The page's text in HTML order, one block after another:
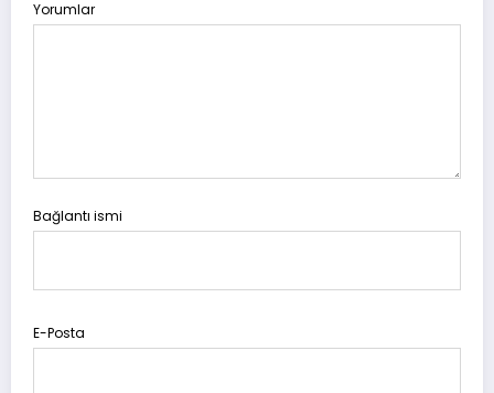
Yorumlar
Bağlantı ismi
E-Posta